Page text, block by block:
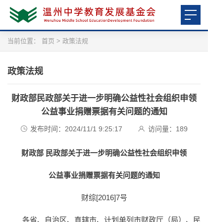
当前位置： 首页 > 政策法规
政策法规
财政部民政部关于进一步明确公益性社会组织申领
公益事业捐赠票据有关问题的通知
发布时间：2024/11/1 9:25:17 访问量： 189
财政部 民政部关于进一步明确公益性社会组织申领
公益事业捐赠票据有关问题的通知
财综[2016]7号
各省、自治区、直辖市、计划单列市财政厅（局）、民